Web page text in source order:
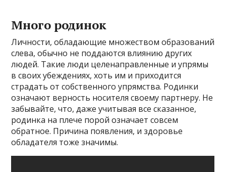
Много родинок
Личности, обладающие множеством образований
слева, обычно не поддаются влиянию других
людей. Такие люди целенаправленные и упрямы
в своих убеждениях, хоть им и приходится
страдать от собственного упрямства. Родинки
означают верность носителя своему партнеру. Не
забывайте, что, даже учитывая все сказанное,
родинка на плече порой означает совсем
обратное. Причина появления, и здоровье
обладателя тоже значимы.